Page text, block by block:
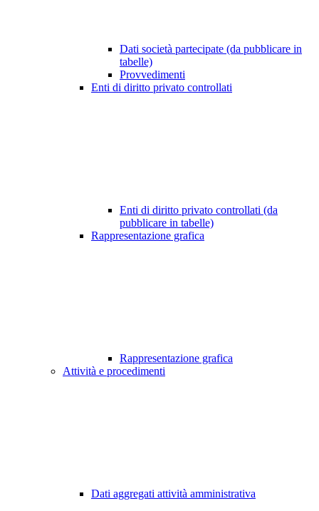
Dati società partecipate (da pubblicare in
tabelle)
Provvedimenti
Enti di diritto privato controllati
Enti di diritto privato controllati (da
pubblicare in tabelle)
Rappresentazione grafica
Rappresentazione grafica
Attività e procedimenti
Dati aggregati attività amministrativa